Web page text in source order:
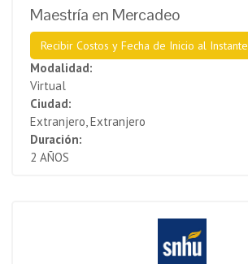
Maestría en Mercadeo
Recibir Costos y Fecha de Inicio al Instante
Modalidad:
Virtual
Ciudad:
Extranjero, Extranjero
Duración:
2 AÑOS